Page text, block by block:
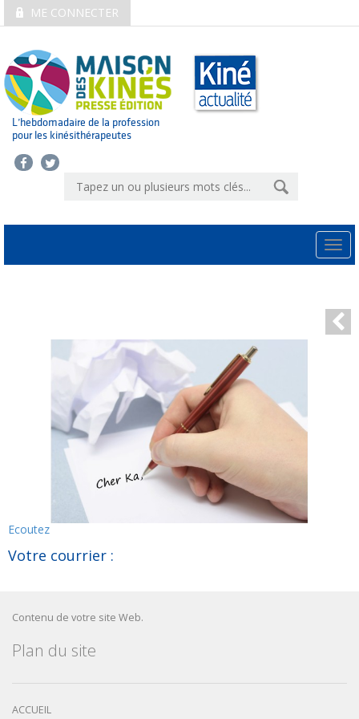
ME CONNECTER
L’hebdomadaire de la profession
pour les kinésithérapeutes
Ecoutez
Votre courrier :
Contenu de votre site Web.
Plan du site
ACCUEIL